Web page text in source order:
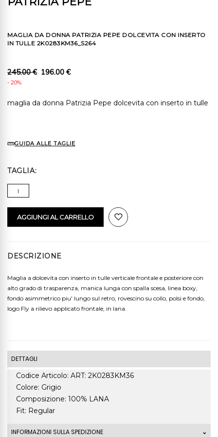
MAGLIA DA DONNA PATRIZIA PEPE DOLCEVITA CON INSERTO
IN TULLE 2K0283KM36_S264
245.00 € 196.00 €
- 20%
maglia da donna Patrizia Pepe dolcevita con inserto in tulle
GUIDA ALLE TAGLIE
TAGLIA
I
AGGIUNGI AL CARRELLO
DESCRIZIONE
Maglia a dolcevita con inserto in tulle verticale frontale e posteriore con
alto grado di trasparenza, manica lunga con spalla scesa, linea boxy,
fondo asimmetrico piu' lungo sul retro, rovescino su collo, polsi e fondo,
logo Fly a rilievo applicato frontale, in lana.
DETTAGLI
Codice Articolo: ART: 2K0283KM36
Colore: Grigio
Composizione: 100% LANA
Fit: Regular
INFORMAZIONI SULLA SPEDIZIONE